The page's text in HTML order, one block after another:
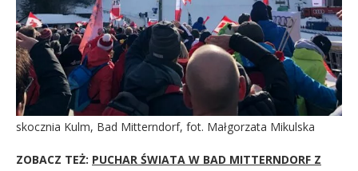
skocznia Kulm, Bad Mitterndorf, fot. Małgorzata Mikulska
ZOBACZ TEŻ: PUCHAR ŚWIATA W BAD MITTERNDORF Z